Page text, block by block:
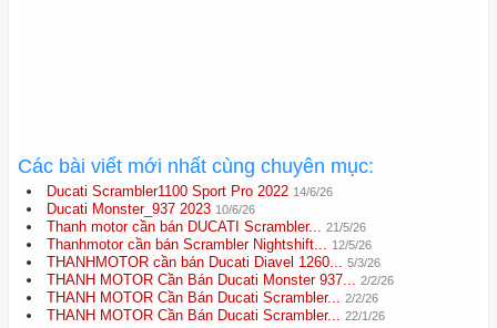
Các bài viết mới nhất cùng chuyên mục:
Ducati Scrambler1100 Sport Pro 2022 14/6/26
Ducati Monster_937 2023 10/6/26
Thanh motor cần bán DUCATI Scrambler... 21/5/26
Thanhmotor cần bán Scrambler Nightshift... 12/5/26
THANHMOTOR cần bán Ducati Diavel 1260... 5/3/26
THANH MOTOR Cần Bán Ducati Monster 937... 2/2/26
THANH MOTOR Cần Bán Ducati Scrambler... 2/2/26
THANH MOTOR Cần Bán Ducati Scrambler... 22/1/26